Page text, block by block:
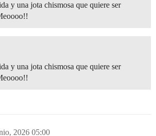
y una jota chismosa que quiere ser
y una jota chismosa que quiere ser
2026 05:00